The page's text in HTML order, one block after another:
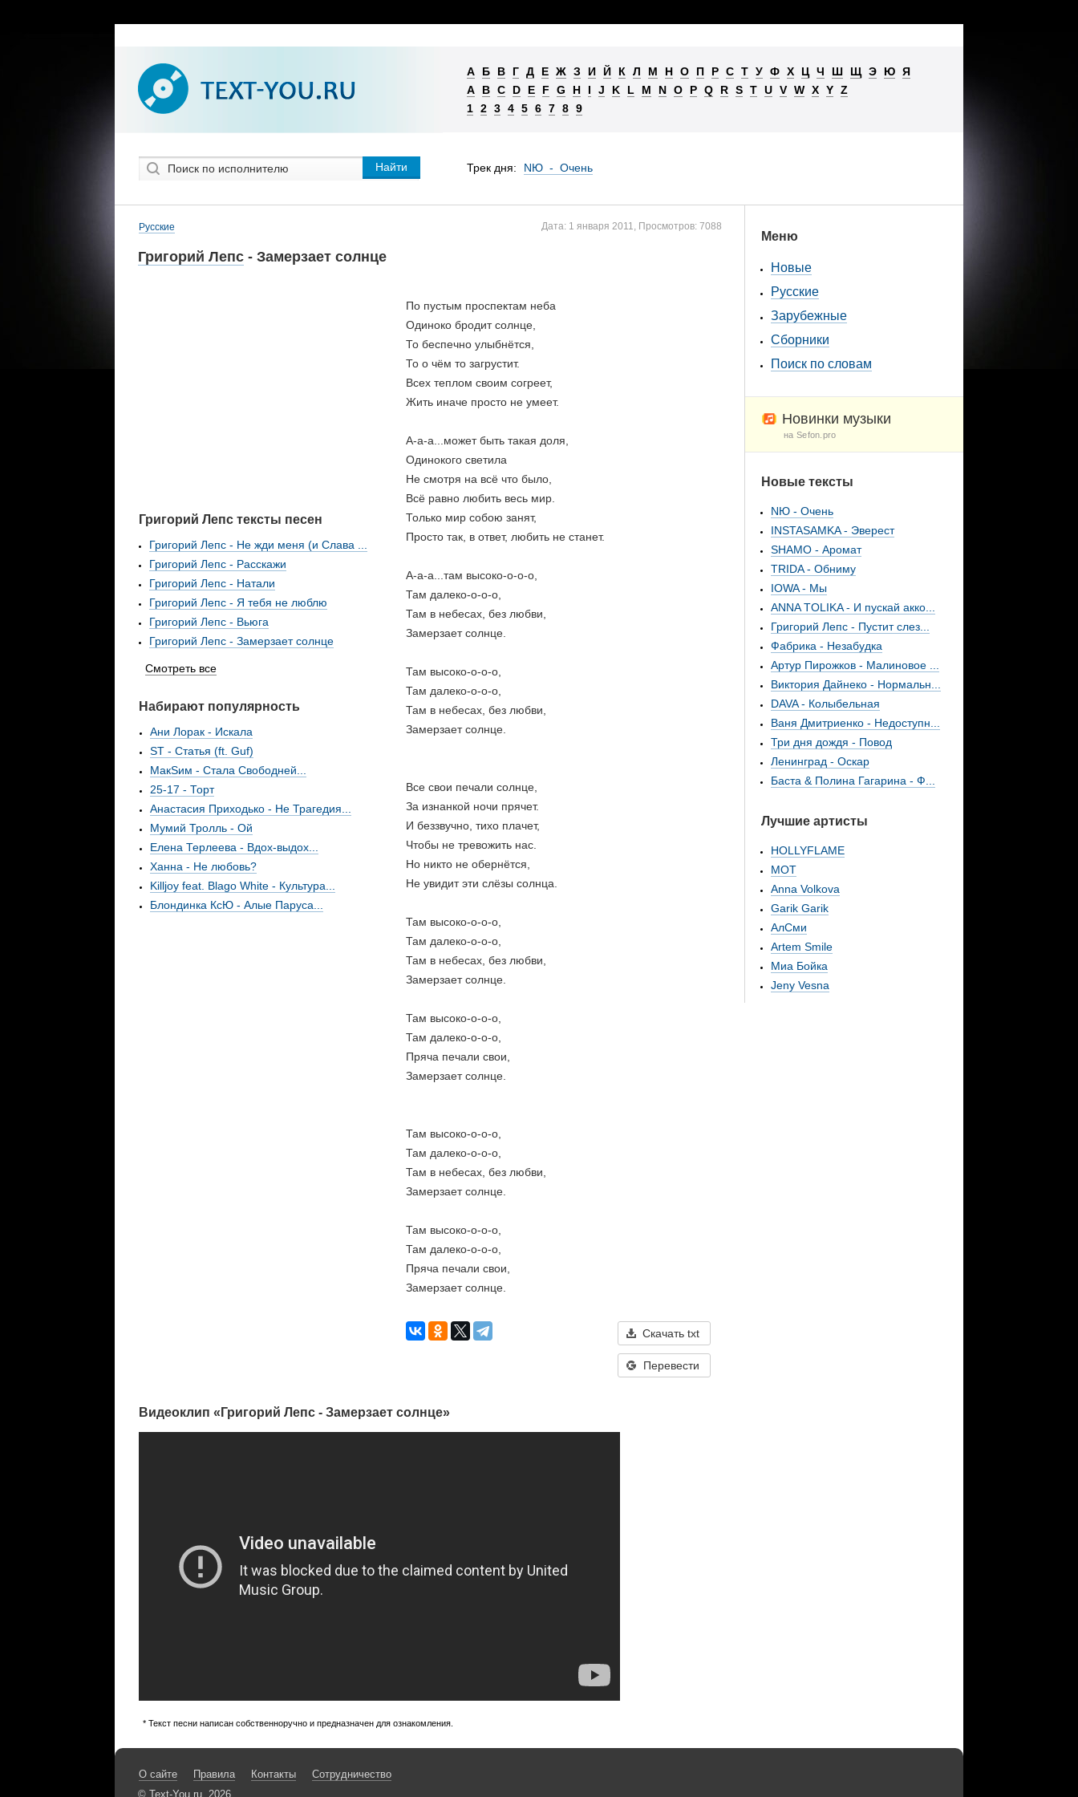
А Б В Г Д Е Ж З И Й К Л М Н О П Р С Т У Ф Х Ц Ч Ш Щ Э Ю Я
A
B C D E F G H I J K L M N O P Q R S T U V W X Y Z
1 2 3 4 5 6 7 8 9
Трек дня: NЮ - Очень
Русские Дата: 1 января 2011, Просмотров: 7088
Григорий Лепс - Замерзает солнце
По пустым проспектам неба
Одиноко бродит солнце,
То беспечно улыбнётся,
То о чём то загрустит.
Всех теплом своим согреет,
Жить иначе просто не умеет.
А-а-а...может быть такая доля,
Одинокого светила
Не смотря на всё что было,
Всё равно любить весь мир.
Только мир собою занят,
Просто так, в ответ, любить не станет.
А-а-а...там высоко-о-о-о,
Там далеко-о-о-о,
Там в небесах, без любви,
Замерзает солнце.
Там высоко-о-о-о,
Там далеко-о-о-о,
Там в небесах, без любви,
Замерзает солнце.
Все свои печали солнце,
За изнанкой ночи прячет.
И беззвучно, тихо плачет,
Чтобы не тревожить нас.
Но никто не обернётся,
Не увидит эти слёзы солнца.
Там высоко-о-о-о,
Там далеко-о-о-о,
Там в небесах, без любви,
Замерзает солнце.
Там высоко-о-о-о,
Там далеко-о-о-о,
Пряча печали свои,
Замерзает солнце.
Там высоко-о-о-о,
Там далеко-о-о-о,
Там в небесах, без любви,
Замерзает солнце.
Там высоко-о-о-о,
Там далеко-о-о-о,
Пряча печали свои,
Замерзает солнце.
Скачать txt
Перевести
Григорий Лепс тексты песен
Григорий Лепс - Не жди меня (и Слава ...
Григорий Лепс - Расскажи
Григорий Лепс - Натали
Григорий Лепс - Я тебя не люблю
Григорий Лепс - Вьюга
Григорий Лепс - Замерзает солнце
Смотреть все
Набирают популярность
Ани Лорак - Искала
ST - Статья (ft. Guf)
МакSим - Стала Свободней...
25-17 - Торт
Анастасия Приходько - Не Трагедия...
Мумий Тролль - Ой
Елена Терлеева - Вдох-выдох...
Ханна - Не любовь?
Killjoy feat. Blago White - Культура...
Блондинка КсЮ - Алые Паруса...
Видеоклип «Григорий Лепс - Замерзает солнце»
* Текст песни написан собственноручно и предназначен для ознакомления.
Меню
Новые
Русские
Зарубежные
Сборники
Поиск по словам
Новинки музыки
на Sefon.pro
Новые тексты
NЮ - Очень
INSTASAMKA - Эверест
SHAMO - Аромат
TRIDA - Обниму
IOWA - Мы
ANNA TOLIKA - И пускай акко...
Григорий Лепс - Пустит слез...
Фабрика - Незабудка
Артур Пирожков - Малиновое ...
Виктория Дайнеко - Нормальн...
DAVA - Колыбельная
Ваня Дмитриенко - Недоступн...
Три дня дождя - Повод
Ленинград - Оскар
Баста & Полина Гагарина - Ф...
Лучшие артисты
HOLLYFLAME
МОТ
Anna Volkova
Garik Garik
АлСми
Artem Smile
Миа Бойка
Jeny Vesna
О сайте Правила Контакты
Сотрудничество
© Text-You.ru, 2026